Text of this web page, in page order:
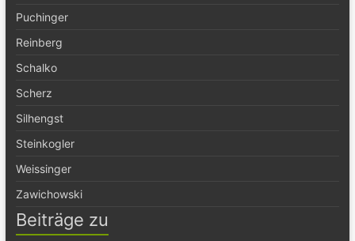
Puchinger
Reinberg
Schalko
Scherz
Silhengst
Steinkogler
Weissinger
Zawichowski
Beiträge zu